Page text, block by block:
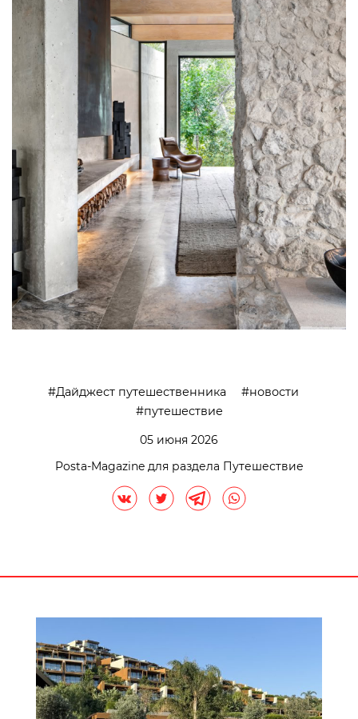
Дайджест путешественника
новости
путешествие
05 июня 2026
Posta-Magazine для раздела Путешествие